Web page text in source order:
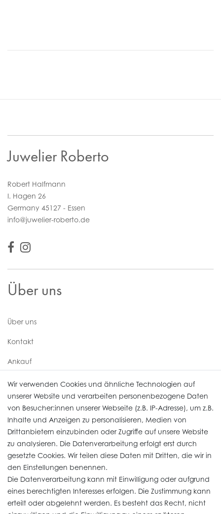
Juwelier Roberto
Robert Halfmann
I. Hagen 26
Germany 45127 - Essen
info@juwelier-roberto.de
Über uns
Über uns
Kontakt
Ankauf
Uhren Service
Vertrag widerrufen
Informationen
Widerrufs­recht
Wir verwenden Cookies und ähnliche Technologien auf
unserer Website und verarbeiten personenbezogene Daten
von Besucher:innen unserer Webseite (z.B. IP-Adresse), um z.B.
Inhalte und Anzeigen zu personalisieren, Medien von
Drittanbietern einzubinden oder Zugriffe auf unsere Website
zu analysieren. Die Datenverarbeitung erfolgt erst durch
gesetzte Cookies. Wir teilen diese Daten mit Dritten, die wir in
den Einstellungen benennen.
Die Datenverarbeitung kann mit Einwilligung oder aufgrund
eines berechtigten Interesses erfolgen. Die Zustimmung kann
erteilt oder abgelehnt werden. Es besteht das Recht, nicht